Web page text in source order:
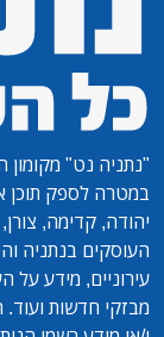
"נתניה נט"
במטרה לספק תוכן
יהודה, קדימה,
העוסקים בנתניה
עירוניים, מידע על
מבזקי חדשות